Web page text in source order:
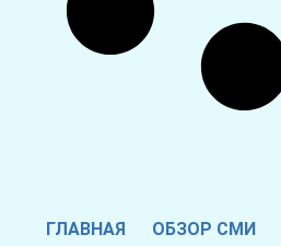
ГЛАВНАЯ ОБЗОР СМИ